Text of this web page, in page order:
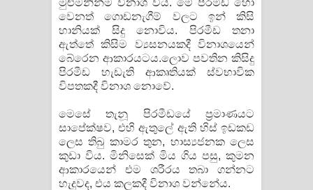
වෙනත් ගොඩනැගීම් වලට ඉන් කිසි
හානියක් සිදු නොවිය. පිරමීඩ තනා
ඇත්තේ කිසිම ව්‍යසනයකදී විනාශයෙන්
බේරෙන ආකාරයටය.ලොව පවතින කිසිදු
පිරමීඩ හැඩැති ආකෘතියක් ස්වභාවික
විපතකදී විනාශ නොවේ.
මෙසේ තැනූ පිරමීඩයේ ප්‍රමාණයට
සාපේක්ෂව, එහි ඇතුලේ ඇති හිස් ඉඩකඩ
ලෙස තිබු කාමර තුන, හාස්‍යජනක ලෙස
කුඩා විය. මිනිසෙක් මිය ගිය පසු, කුමන
ආකාරයෙන් එම ශරීරය තබා ගන්නට
හැදුවද, එය කලකදී විනාශ වන්නේය.